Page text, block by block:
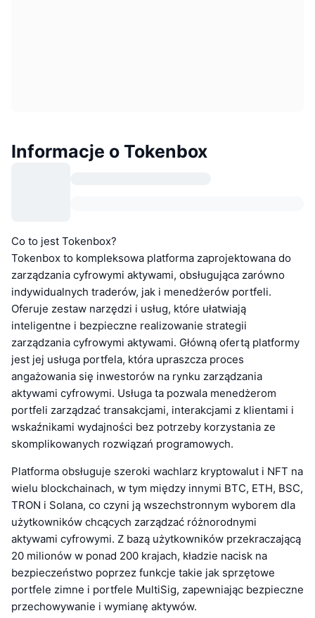
Informacje o Tokenbox
Co to jest Tokenbox?
Tokenbox to kompleksowa platforma zaprojektowana do
zarządzania cyfrowymi aktywami, obsługująca zarówno
indywidualnych traderów, jak i menedżerów portfeli.
Oferuje zestaw narzędzi i usług, które ułatwiają
inteligentne i bezpieczne realizowanie strategii
zarządzania cyfrowymi aktywami. Główną ofertą platformy
jest jej usługa portfela, która upraszcza proces
angażowania się inwestorów na rynku zarządzania
aktywami cyfrowymi. Usługa ta pozwala menedżerom
portfeli zarządzać transakcjami, interakcjami z klientami i
wskaźnikami wydajności bez potrzeby korzystania ze
skomplikowanych rozwiązań programowych.
Platforma obsługuje szeroki wachlarz kryptowalut i NFT na
wielu blockchainach, w tym między innymi BTC, ETH, BSC,
TRON i Solana, co czyni ją wszechstronnym wyborem dla
użytkowników chcących zarządzać różnorodnymi
aktywami cyfrowymi. Z bazą użytkowników przekraczającą
20 milionów w ponad 200 krajach, kładzie nacisk na
bezpieczeństwo poprzez funkcje takie jak sprzętowe
portfele zimne i portfele MultiSig, zapewniając bezpieczne
przechowywanie i wymianę aktywów.